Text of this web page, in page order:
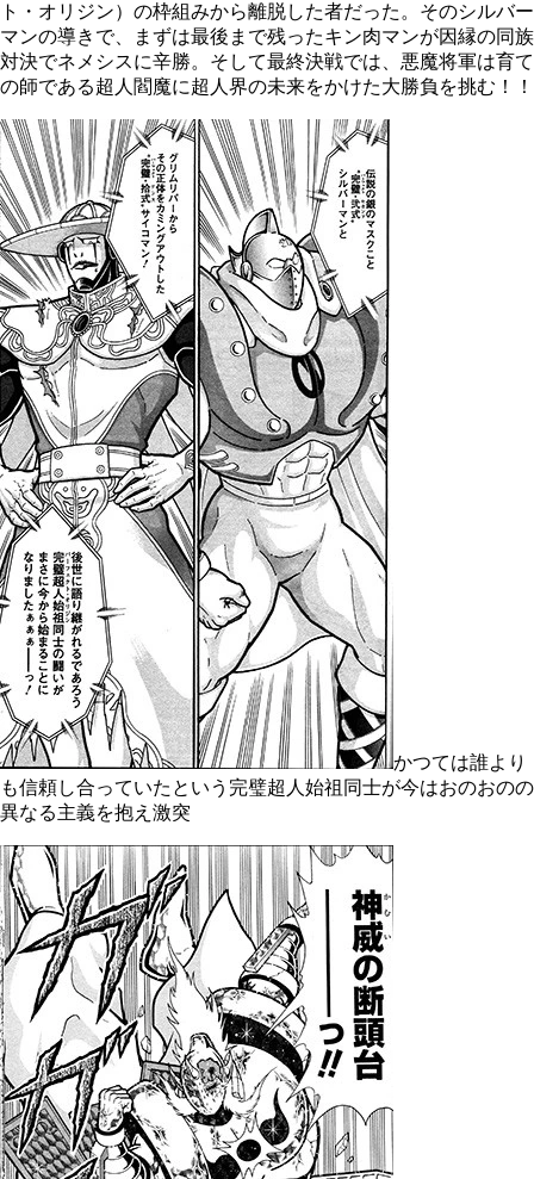
ト・オリジン）の枠組みから離脱した者だった。そのシルバー
マンの導きで、まずは最後まで残ったキン肉マンが因縁の同族
対決でネメシスに辛勝。そして最終決戦では、悪魔将軍は育て
の師である超人閻魔に超人界の未来をかけた大勝負を挑む！！
かつては誰より
も信頼し合っていたという完璧超人始祖同士が今はおのおのの
異なる主義を抱え激突